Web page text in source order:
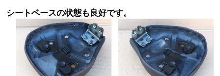
シートベースの状態も良好です。